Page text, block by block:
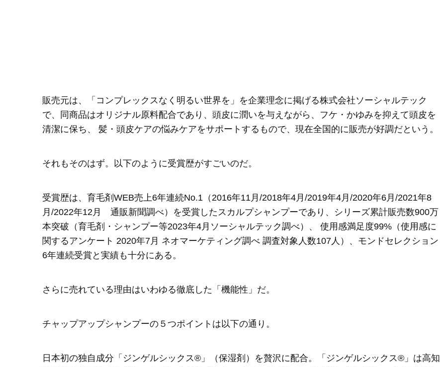
販売元は、「コンプレックスなく明るい世界を」を企業理念に掲げる株式会社ソーシャルテック
で、同商品はオリジナル原料配合であり、頭皮に潤いを与えながら、フケ・かゆみを抑えて頭皮を
清潔に保ち、 髪・頭皮ケアの悩みケアをサポートするもので、現在全国的に販売が好調だという。
それもそのはず。以下のように受賞歴がすごいのだ。
受賞歴は、育毛剤WEB売上6年連続No.1（2016年11月/2018年4月/2019年4月/2020年6月/2021年8
月/2022年12月 通販新聞調べ）を受賞したスカルプシャンプーであり、シリーズ累計販売数900万
本突破（育毛剤・シャンプー等2023年4月ソーシャルテック調べ）、 使用感満足度99%（使用感に
関するアンケート 2020年7月 ネオマーケティング調べ 調査対象人数107人）、モンドセレクション
6年連続受賞と実績も十分にある。
さらに売れている理由はいわゆる徹底した「機能性」だ。
チャップアップシャンプーの５つポイントは以下の通り。
日本初の独自成分「ジンゲルシックス®」（保湿剤）を贅沢に配合。「ジンゲルシックス®」は高知